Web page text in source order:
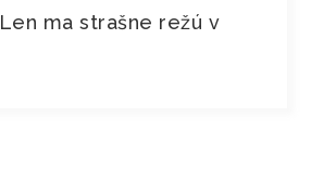
ma strašne režú v